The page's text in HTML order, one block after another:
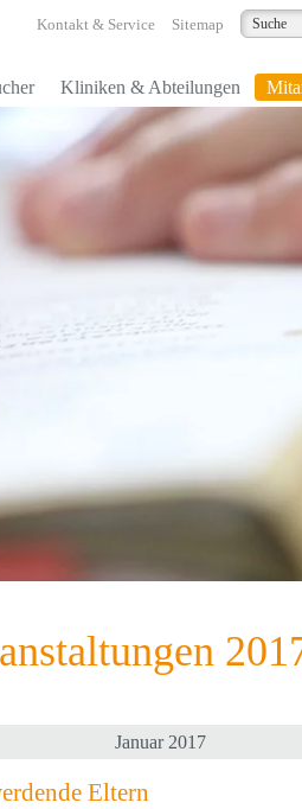
Kontakt & Service Sitemap
Kliniken & Abteilungen
Januar 2017
Eltern